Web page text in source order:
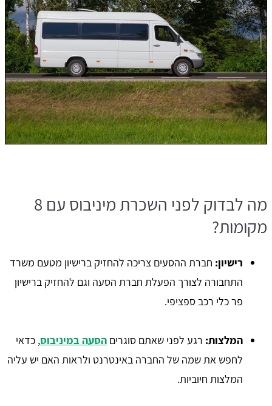
מה לבדוק לפני השכרת מיניבוס עם 8
מקומות?
רישיון: חברת ההסעים צריכה להחזיק ברישיון מטעם משרד
התחבורה לצורך הפעלת חברת הסעה וגם להחזיק ברישיון
פר כלי רכב ספציפי.
המלצות: רגע לפני שאתם סוגרים הסעה במיניבוס, כדאי
לחפש את שמה של החברה באינטרנט ולראות האם יש עליה
המלצות חיוביות.